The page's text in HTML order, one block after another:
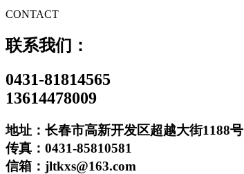
CONTACT
联系我们：
0431-81814565
13614478009
地址：长春市高新开发区超越大街1188号
传真：0431-85810581
信箱：jltkxs@163.com